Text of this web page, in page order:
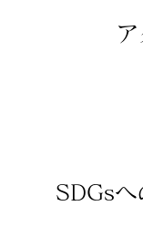
SDGsへ